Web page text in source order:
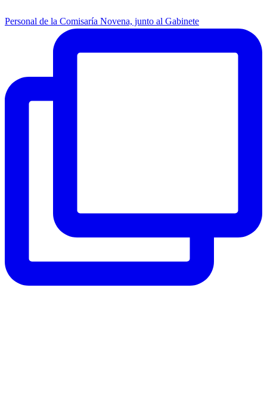
Personal de la Comisaría Novena, junto al Gabinete